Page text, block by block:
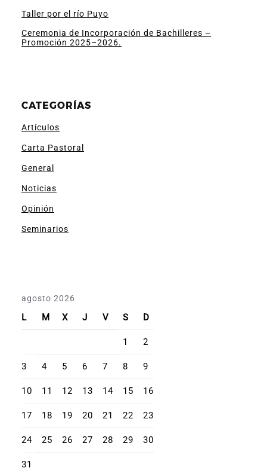
Taller por el río Puyo
Ceremonia de Incorporación de Bachilleres –
Promoción 2025–2026.
CATEGORÍAS
Artículos
Carta Pastoral
General
Noticias
Opinión
Seminarios
agosto 2026
L M X J V S D
1 2
3 4 5 6 7 8 9
10 11 12 13 14 15 16
17 18 19 20 21 22 23
24 25 26 27 28 29 30
31